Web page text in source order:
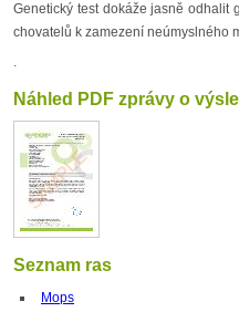
Genetický test dokáže jasně odhalit
chovatelů k zamezení neúmyslného
.
Náhled PDF zprávy o
Seznam ras
Mops